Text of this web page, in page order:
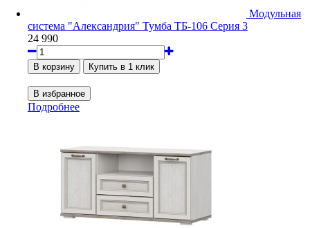
Модульная
система "Александрия" Тумба ТБ-106 Серия 3
24 990
Подробнее